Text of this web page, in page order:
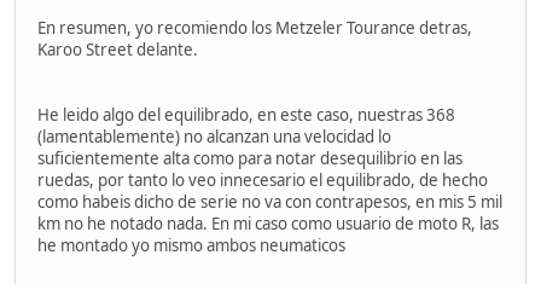
En resumen, yo recomiendo los Metzeler Tourance detras,
Karoo Street delante.
He leido algo del equilibrado, en este caso, nuestras 368
(lamentablemente) no alcanzan una velocidad lo
suficientemente alta como para notar desequilibrio en las
ruedas, por tanto lo veo innecesario el equilibrado, de hecho
como habeis dicho de serie no va con contrapesos, en mis 5 mil
km no he notado nada. En mi caso como usuario de moto R, las
he montado yo mismo ambos neumaticos